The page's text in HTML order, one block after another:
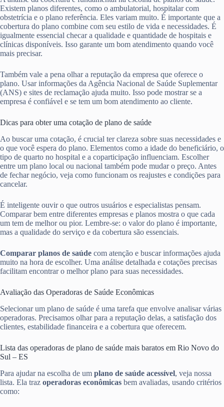
Existem planos diferentes, como o ambulatorial, hospitalar com
obstetrícia e o plano referência. Eles variam muito. É importante que a
cobertura do plano combine com seu estilo de vida e necessidades. É
igualmente essencial checar a qualidade e quantidade de hospitais e
clínicas disponíveis. Isso garante um bom atendimento quando você
mais precisar.
Também vale a pena olhar a reputação da empresa que oferece o
plano. Usar informações da Agência Nacional de Saúde Suplementar
(ANS) e sites de reclamação ajuda muito. Isso pode mostrar se a
empresa é confiável e se tem um bom atendimento ao cliente.
Dicas para obter uma cotação de plano de saúde
Ao buscar uma cotação, é crucial ter clareza sobre suas necessidades e
o que você espera do plano. Elementos como a idade do beneficiário, o
tipo de quarto no hospital e a coparticipação influenciam. Escolher
entre um plano local ou nacional também pode mudar o preço. Antes
de fechar negócio, veja como funcionam os reajustes e condições para
cancelar.
É inteligente ouvir o que outros usuários e especialistas pensam.
Comparar bem entre diferentes empresas e planos mostra o que cada
um tem de melhor ou pior. Lembre-se: o valor do plano é importante,
mas a qualidade do serviço e da cobertura são essenciais.
Comparar planos de saúde com atenção e buscar informações ajuda
muito na hora de escolher. Uma análise detalhada e cotações precisas
facilitam encontrar o melhor plano para suas necessidades.
Avaliação das Operadoras de Saúde Econômicas
Selecionar um plano de saúde é uma tarefa que envolve analisar várias
operadoras. Precisamos olhar para a reputação delas, a satisfação dos
clientes, estabilidade financeira e a cobertura que oferecem.
Lista das operadoras de plano de saúde mais baratos em Rio Novo do
Sul – ES
Para ajudar na escolha de um plano de saúde acessível, veja nossa
lista. Ela traz operadoras econômicas bem avaliadas, usando critérios
como: